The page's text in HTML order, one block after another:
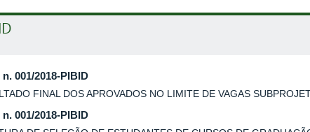
n. 001/2018-PIBID
FINAL DOS APROVADOS NO LIMITE DE VAGAS
n. 001/2018-PIBID